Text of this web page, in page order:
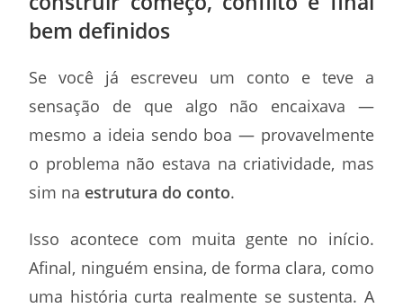
bem definidos
Se você já escreveu um conto e teve a
sensação de que algo não encaixava —
mesmo a ideia sendo boa — provavelmente
o problema não estava na criatividade, mas
sim na estrutura do conto.
Isso acontece com muita gente no início.
Afinal, ninguém ensina, de forma clara, como
uma história curta realmente se sustenta. A